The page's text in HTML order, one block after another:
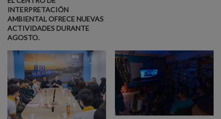
INTERPRETACIÓN
AMBIENTAL OFRECE NUEVAS
ACTIVIDADES DURANTE
AGOSTO.